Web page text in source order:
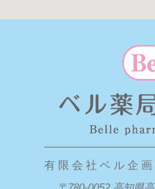
有 限 会 社 ベ ル 企 画